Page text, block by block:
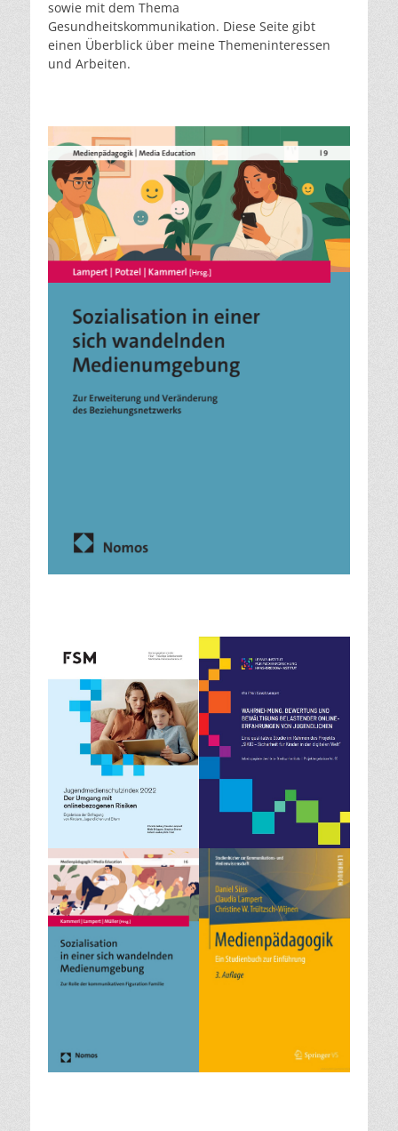
sowie mit dem Thema
Gesundheitskommunikation. Diese Seite gibt
einen Überblick über meine Themeninteressen
und Arbeiten.